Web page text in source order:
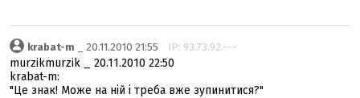
krabat-m _ 20.11.2010 21:55 IP: 93.73.92.---
murzikmurzik _ 20.11.2010 22:50
krabat-m:
"Це знак! Може на ній і треба вже зупинитися?"